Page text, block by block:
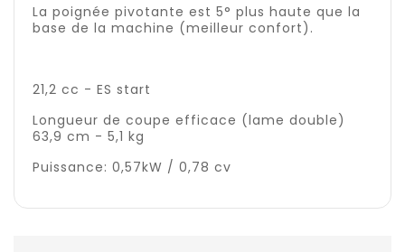
La poignée pivotante est 5° plus haute que la
base de la machine (meilleur confort).
21,2 cc - ES start
Longueur de coupe efficace (lame double)
63,9 cm - 5,1 kg
Puissance: 0,57kW / 0,78 cv